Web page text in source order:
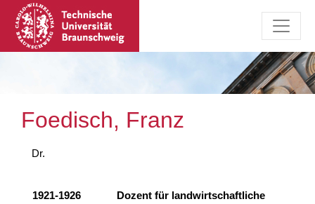
Foedisch, Franz
Dr.
1921-1926
Dozent für landwirtschaftliche